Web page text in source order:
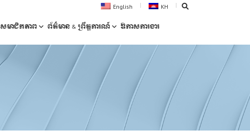
English KH
សមាជិកភាព ព័ត៌មាន & ព្រឹត្តការណ៍ ឱកាស​ការងារ